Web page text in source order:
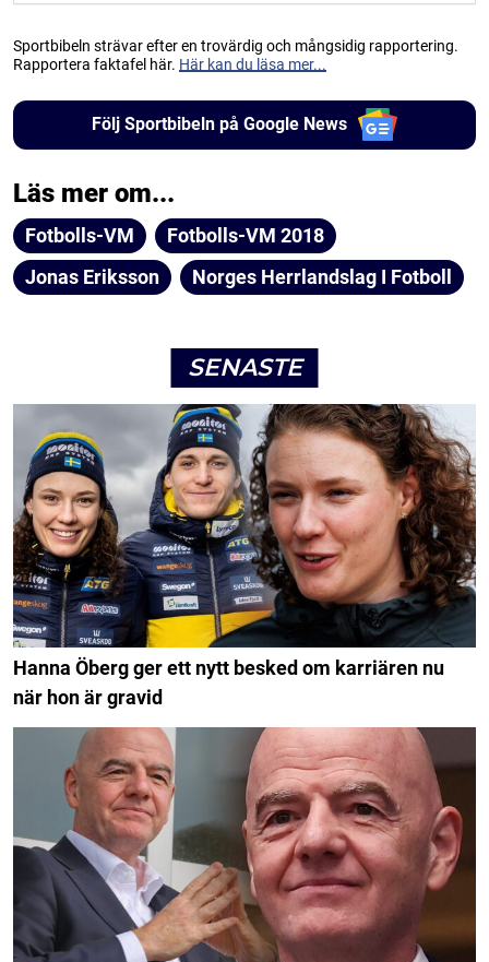
Sportbibeln strävar efter en trovärdig och mångsidig rapportering.
Rapportera faktafel här. Här kan du läsa mer...
Följ Sportbibeln på Google News
Läs mer om...
Fotbolls-VM
Fotbolls-VM 2018
Jonas Eriksson
Norges Herrlandslag I Fotboll
SENASTE
Hanna Öberg ger ett nytt besked om karriären nu
när hon är gravid